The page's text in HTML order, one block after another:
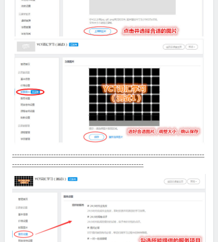
-------------------------------------------------------------------------------
------------------------------------------------------